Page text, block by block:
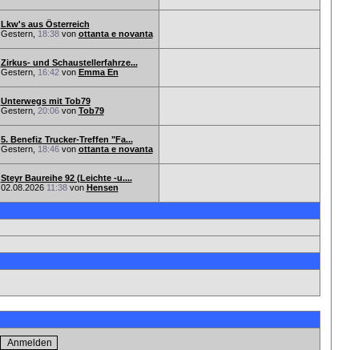
Lkw's aus Österreich
Gestern, 18:38von ottanta e novanta
Zirkus- und Schaustellerfahrze...
Gestern, 16:42von Emma En
Unterwegs mit Tob79
Gestern, 20:06von Tob79
5. Benefiz Trucker-Treffen "Fa...
Gestern, 18:46von ottanta e novanta
Steyr Baureihe 92 (Leichte -u....
02.08.2026 11:38von Hensen